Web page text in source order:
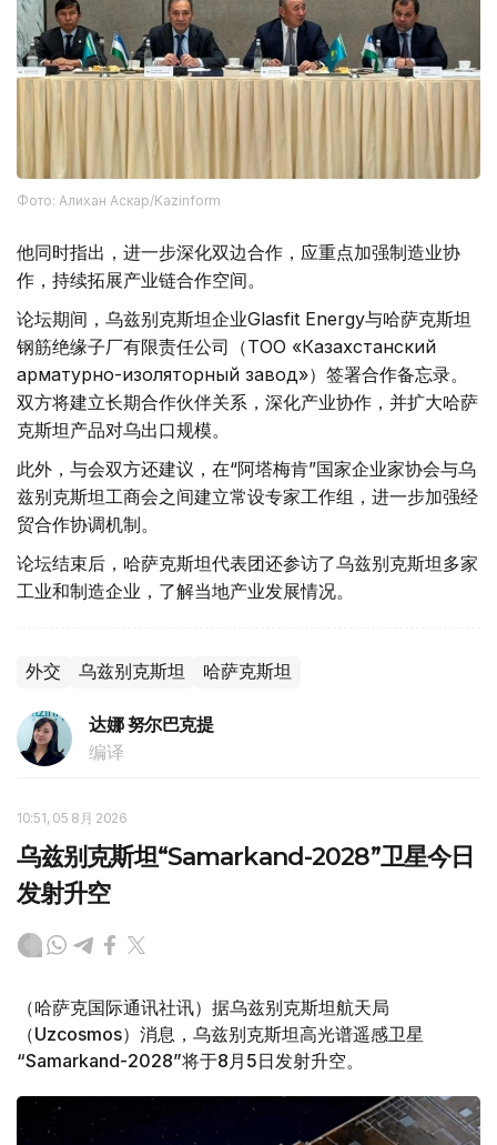
Фото: Алихан Аскар/Kazinform
他同时指出，进一步深化双边合作，应重点加强制造业协
作，持续拓展产业链合作空间。
论坛期间，乌兹别克斯坦企业Glasfit Energy与哈萨克斯坦
钢筋绝缘子厂有限责任公司（ТОО «Казахстанский
арматурно-изоляторный завод»）签署合作备忘录。
双方将建立长期合作伙伴关系，深化产业协作，并扩大哈萨
克斯坦产品对乌出口规模。
此外，与会双方还建议，在“阿塔梅肯”国家企业家协会与乌
兹别克斯坦工商会之间建立常设专家工作组，进一步加强经
贸合作协调机制。
论坛结束后，哈萨克斯坦代表团还参访了乌兹别克斯坦多家
工业和制造企业，了解当地产业发展情况。
外交 乌兹别克斯坦 哈萨克斯坦
达娜 努尔巴克提
编译
10:51, 05 8月 2026
乌兹别克斯坦“Samarkand-2028”卫星今日
发射升空
（哈萨克国际通讯社讯）据乌兹别克斯坦航天局
（Uzcosmos）消息，乌兹别克斯坦高光谱遥感卫星
“Samarkand-2028”将于8月5日发射升空。